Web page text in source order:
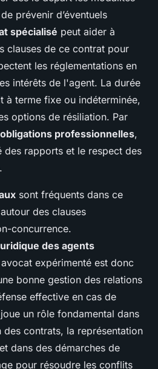
prévenir d’éventuels
spécialisé peut aider à
clauses de ce contrat pour
les réglementations en
intérêts de l'agent. La durée
à terme fixe ou indéterminée,
options de résiliation. Par
obligations professionnelles,
des rapports et le respect des
sont fréquents dans ce
des clauses
concurrence.
des agents
expérimenté est donc
bonne gestion des relations
effective en cas de
un rôle fondamental dans
des contrats, la représentation
dans des démarches de
pour résoudre les conflits